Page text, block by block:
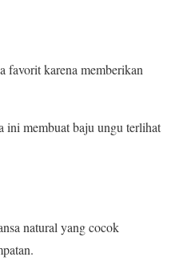
favorit karena memberikan
ini membuat baju ungu terlihat
natural yang cocok